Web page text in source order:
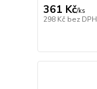
361 Kč/ks
298 Kč bez DPH